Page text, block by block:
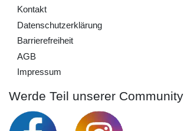
Kontakt
Daten­schutz­erklärung
Barrierefreiheit
AGB
Impressum
Werde Teil unserer Community